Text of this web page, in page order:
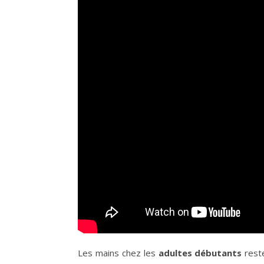
Les mains chez les adultes débutants